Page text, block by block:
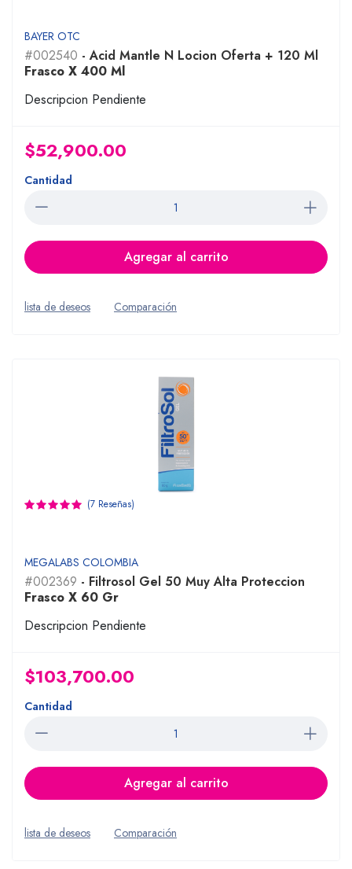
BAYER OTC
#002540 - Acid Mantle N Locion Oferta + 120 Ml
Frasco X 400 Ml
Descripcion Pendiente
$52,900.00
Cantidad
Agregar al carrito
lista de deseos Comparación
(7 Reseñas)
MEGALABS COLOMBIA
#002369 - Filtrosol Gel 50 Muy Alta Proteccion
Frasco X 60 Gr
Descripcion Pendiente
$103,700.00
Cantidad
Agregar al carrito
lista de deseos Comparación